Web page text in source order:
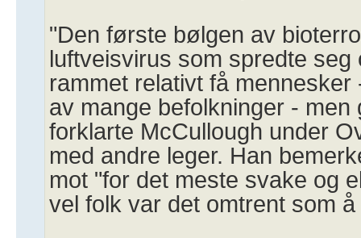
"Den første bølgen av
luftveisvirus som spredte
rammet relativt få
av mange befolkninger -
forklarte McCullough under
med andre leger. Han
mot "for det meste svake og
vel folk var det omtrent som